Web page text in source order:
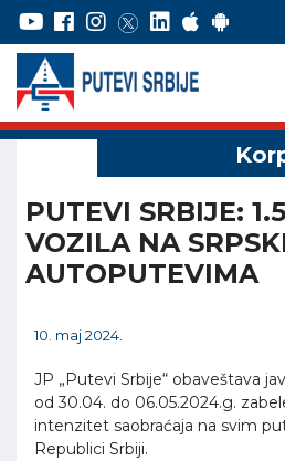
PUTEVI SRBIJE:
VOZILA NA
AUTOPUTEVIMA
10. maj 2024.
JP „Putevi Srbije“ obaveštava
od 30.04. do 06.05.2024.g.
intenzitet saobraćaja na svim
Republici Srbiji.